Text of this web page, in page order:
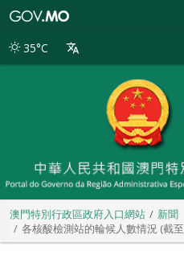
別
35°C
澳門特別行政區政府入口網站
新聞
各核酸檢測站的輪候人數情況 (截